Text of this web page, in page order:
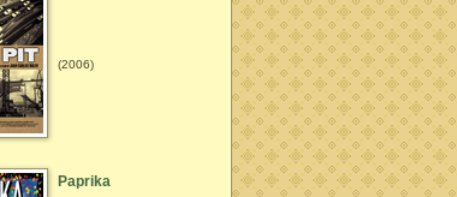
(2006)
Paprika